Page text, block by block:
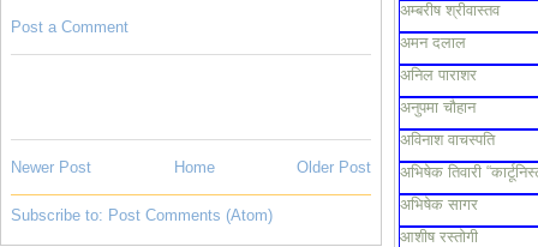
Post a Comment
Newer Post Older Post
Home
Subscribe to: Post Comments (Atom)
अम्बरीष श्रीवास्तव
अमन दलाल
अनिल पाराशर
अनुपमा चौहान
अविनाश वाचस्पति
अभिषेक तिवारी
अभिषेक सागर
आशीष रस्तोगी